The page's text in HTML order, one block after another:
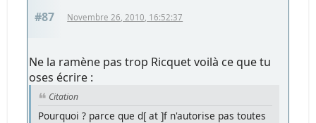
#87 Novembre 26, 2010, 16:52:37
Ne la ramène pas trop Ricquet voilà ce que tu
oses écrire :
Citation
Pourquoi ? parce que d[ at ]f n'autorise pas toutes